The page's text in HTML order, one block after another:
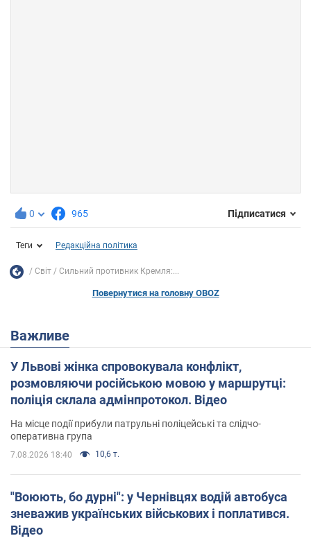
0 965 Підписатися
Теги Редакційна політика
Світ Сильний противник Кремля:...
Повернутися на головну OBOZ
Важливе
У Львові жінка спровокувала конфлікт,
розмовляючи російською мовою у маршрутці:
поліція склала адмінпротокол. Відео
На місце події прибули патрульні поліцейські та слідчо-
оперативна група
7.08.2026 18:40 10,6 т.
"Воюють, бо дурні": у Чернівцях водій автобуса
зневажив українських військових і поплатився.
Відео